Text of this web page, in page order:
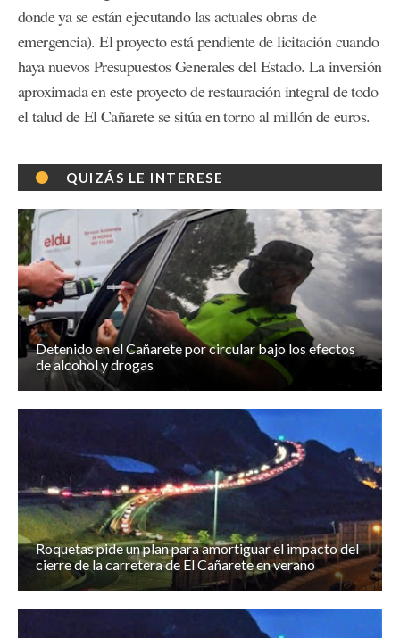
donde ya se están ejecutando las actuales obras de
emergencia). El proyecto está pendiente de licitación cuando
haya nuevos Presupuestos Generales del Estado. La inversión
aproximada en este proyecto de restauración integral de todo
el talud de El Cañarete se sitúa en torno al millón de euros.
QUIZÁS LE INTERESE
Detenido en el Cañarete por circular bajo los efectos
de alcohol y drogas
Roquetas pide un plan para amortiguar el impacto del
cierre de la carretera de El Cañarete en verano